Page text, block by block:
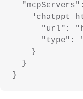
"chatppt-
"url":
"type":
    }
  }
}